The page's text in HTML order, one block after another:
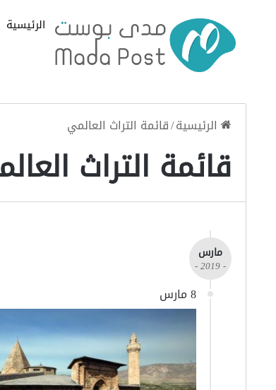
الرئيسية
الرئيسية/قائمة التراث العالمي
قائمة التراث
مارس
- 2019 -
8 مارس